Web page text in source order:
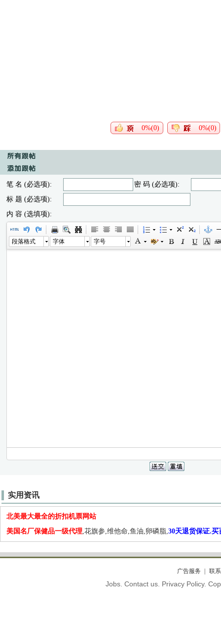
0%(0) 0%(0)
笔 名 (必选项):
密 码 (必选项):
标 题 (必选项):
内 容 (选填项):
段落格式 字体 字号
实用资讯
北美最大最全的折扣机票网站
美国名厂保健品一级代理,花旗参,维他命,鱼油,卵磷脂,30天退货保证.买
广告服务 联
Jobs. Contact us. Privacy Policy.